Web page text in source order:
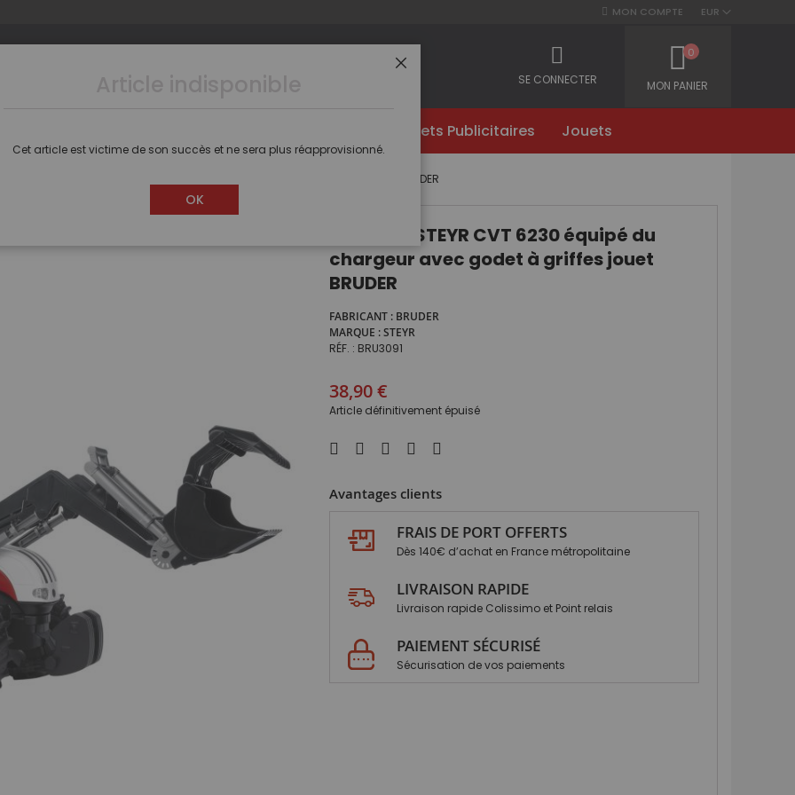
EUR
MON COMPTE
MON PANIER
0
SE CONNECTER
Objets Publicitaires Jouets
Tracteur STEYR CVT 6230 équipé du chargeur avec godet à griffes jouet BRUDER
Tracteur STEYR CVT 6230 équipé du
chargeur avec godet à griffes jouet
BRUDER
FABRICANT
BRUDER
MARQUE STEYR
RÉF.
BRU3091
38,90 €
Article définitivement épuisé
Avantages clients
FRAIS DE PORT OFFERTS
Dès 140€ d’achat en France métropolitaine
LIVRAISON RAPIDE
Livraison rapide Colissimo et Point relais
PAIEMENT SÉCURISÉ
Sécurisation de vos paiements
Cet article est victime de son succès et ne sera plus réapprovisionné.
OK